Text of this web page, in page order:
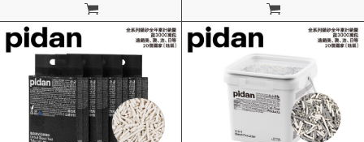
加入購物車 加入購物車